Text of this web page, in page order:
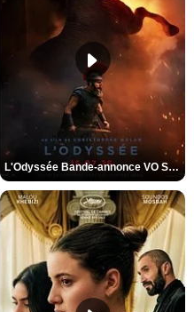
L'Odyssée Bande-annonce VO STFR